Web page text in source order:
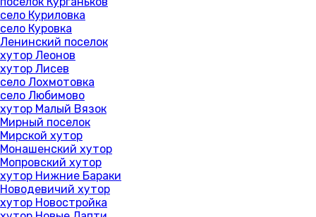
село Куриловка
село Куровка
Ленинский поселок
хутор Леонов
хутор Лисев
село Лохмотовка
село Любимово
хутор Малый Вязок
Мирный поселок
Мирской хутор
Монашенский хутор
Мопровский хутор
хутор Нижние Бараки
Новодевичий хутор
хутор Новостройка